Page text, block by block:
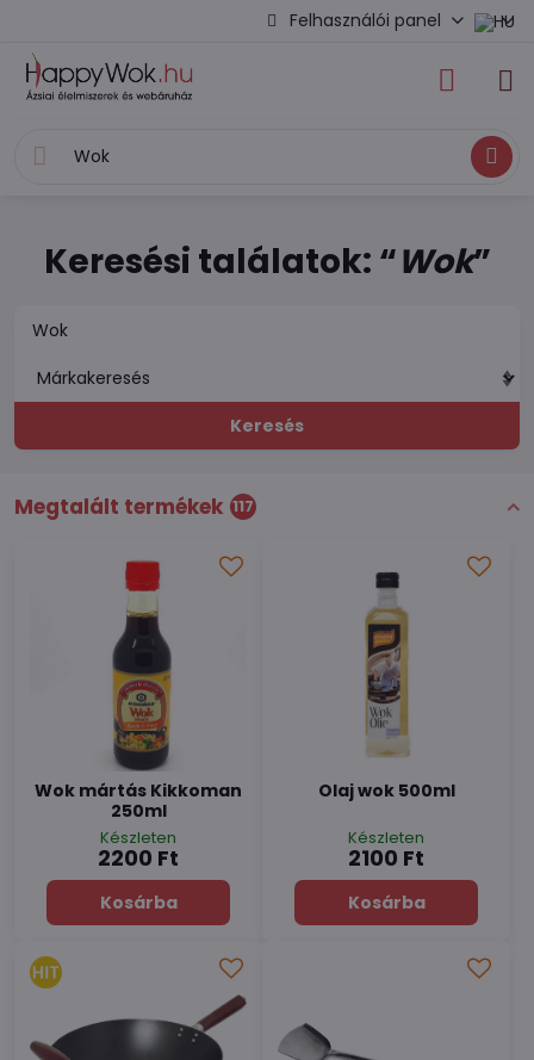
Felhasználói panel
Keresés
Keresési találatok: “Wok”
Keresés
Megtalált termékek 117
Wok mártás Kikkoman
250ml
Készleten
2200 Ft
Kosárba
Olaj wok 500ml
Készleten
2100 Ft
Kosárba